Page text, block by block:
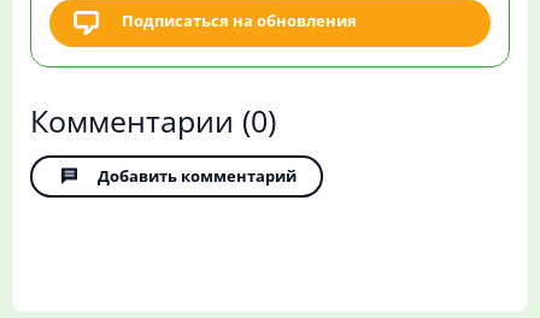
Подписаться на обновления
Комментарии (0)
Добавить комментарий